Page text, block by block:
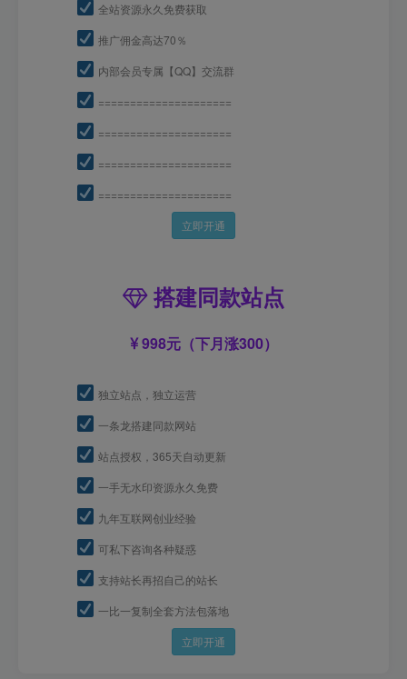
全站资源永久免费获取
推广佣金高达70％
内部会员专属【QQ】交流群
=====================
=====================
=====================
=====================
立即开通
搭建同款站点
998元（下月涨300）
独立站点，独立运营
一条龙搭建同款网站
站点授权，365天自动更新
一手无水印资源永久免费
九年互联网创业经验
可私下咨询各种疑惑
支持站长再招自己的站长
一比一复制全套方法包落地
立即开通